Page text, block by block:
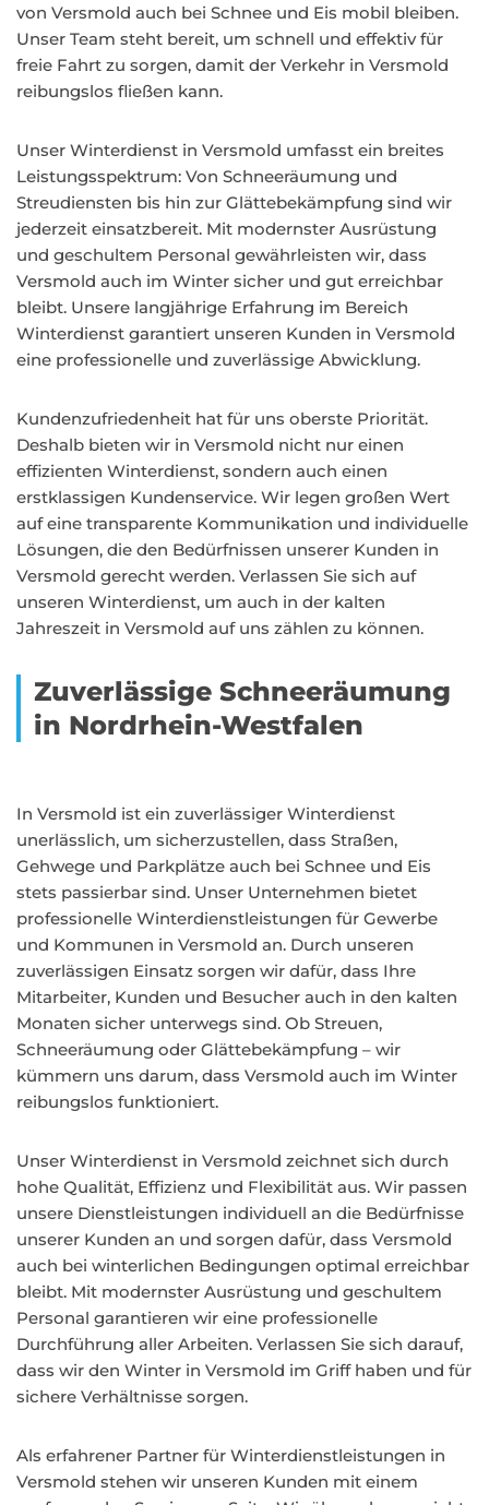
von Versmold auch bei Schnee und Eis mobil bleiben.
Unser Team steht bereit, um schnell und effektiv für
freie Fahrt zu sorgen, damit der Verkehr in Versmold
reibungslos fließen kann.
Unser Winterdienst in Versmold umfasst ein breites
Leistungsspektrum: Von Schneeräumung und
Streudiensten bis hin zur Glättebekämpfung sind wir
jederzeit einsatzbereit. Mit modernster Ausrüstung
und geschultem Personal gewährleisten wir, dass
Versmold auch im Winter sicher und gut erreichbar
bleibt. Unsere langjährige Erfahrung im Bereich
Winterdienst garantiert unseren Kunden in Versmold
eine professionelle und zuverlässige Abwicklung.
Kundenzufriedenheit hat für uns oberste Priorität.
Deshalb bieten wir in Versmold nicht nur einen
effizienten Winterdienst, sondern auch einen
erstklassigen Kundenservice. Wir legen großen Wert
auf eine transparente Kommunikation und individuelle
Lösungen, die den Bedürfnissen unserer Kunden in
Versmold gerecht werden. Verlassen Sie sich auf
unseren Winterdienst, um auch in der kalten
Jahreszeit in Versmold auf uns zählen zu können.
Zuverlässige Schneeräumung
in Nordrhein-Westfalen
In Versmold ist ein zuverlässiger Winterdienst
unerlässlich, um sicherzustellen, dass Straßen,
Gehwege und Parkplätze auch bei Schnee und Eis
stets passierbar sind. Unser Unternehmen bietet
professionelle Winterdienstleistungen für Gewerbe
und Kommunen in Versmold an. Durch unseren
zuverlässigen Einsatz sorgen wir dafür, dass Ihre
Mitarbeiter, Kunden und Besucher auch in den kalten
Monaten sicher unterwegs sind. Ob Streuen,
Schneeräumung oder Glättebekämpfung – wir
kümmern uns darum, dass Versmold auch im Winter
reibungslos funktioniert.
Unser Winterdienst in Versmold zeichnet sich durch
hohe Qualität, Effizienz und Flexibilität aus. Wir passen
unsere Dienstleistungen individuell an die Bedürfnisse
unserer Kunden an und sorgen dafür, dass Versmold
auch bei winterlichen Bedingungen optimal erreichbar
bleibt. Mit modernster Ausrüstung und geschultem
Personal garantieren wir eine professionelle
Durchführung aller Arbeiten. Verlassen Sie sich darauf,
dass wir den Winter in Versmold im Griff haben und für
sichere Verhältnisse sorgen.
Als erfahrener Partner für Winterdienstleistungen in
Versmold stehen wir unseren Kunden mit einem